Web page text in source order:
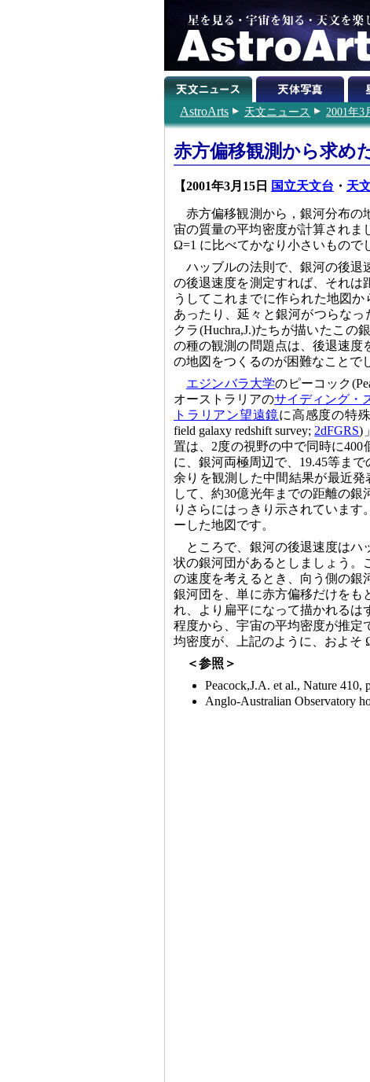
AstroArts 天文ニュース 2001年3
赤方偏移観測から求め
【2001年3月15日 国立天文台 ・ 天
赤方偏移観測から，銀河分布の
宙の質量の平均密度が計算されま
Ω=1 に比べてかなり小さいもので
ハッブルの法則で、銀河の後退
の後退速度を測定すれば、それは
うしてこれまでに作られた地図
あったり、延々と銀河がつらな
クラ(Huchra,J.)たちが描いたこの
の種の観測の問題点は、後退速度
の地図をつくるのが困難なことで
エジンバラ大学のピーコック
オーストラリアのサイディング・
トラリアン望遠鏡に高感度の特
field galaxy redshift survey; 2dFGRS)
置は、2度の視野の中で同時に
に、銀河両極周辺で、19.45等ま
余りを観測した中間結果が最近
して、約30億光年までの距離の
りさらにはっきり示されていま
ーした地図です。
ところで、銀河の後退速度は
状の銀河団があるとしましょう。
の速度を考えるとき、向う側の銀
銀河団を、単に赤方偏移だけをも
れ、より扁平になって描かれるは
程度から、宇宙の平均密度が推定
均密度が、上記のように、およそ
＜参照＞
Peacock,J.A. et al., Nature 410,
Anglo-Australian Observatory